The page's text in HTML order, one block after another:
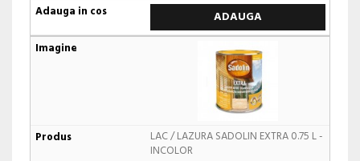
ADAUGA
LAC / LAZURA SADOLIN EXTRA 0.75 L -
INCOLOR